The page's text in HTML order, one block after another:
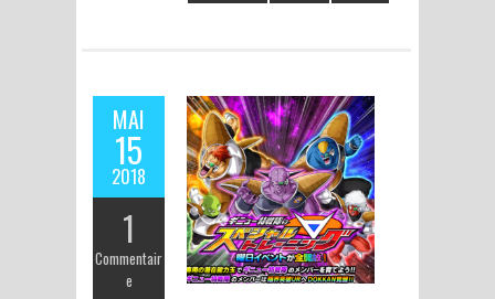
MAI
15
2018
1
Commentair
e